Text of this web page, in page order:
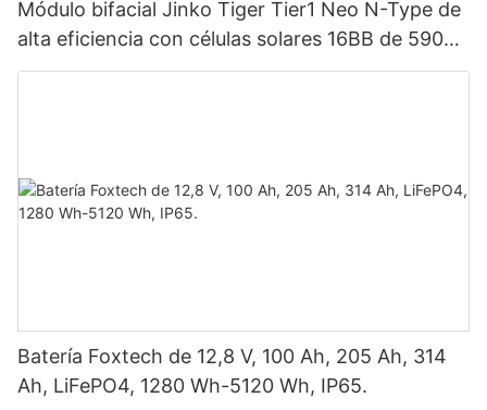
Módulo bifacial Jinko Tiger Tier1 Neo N-Type de
alta eficiencia con células solares 16BB de 590
vatios, 620 vatios, 630 vatios y 650 vatios con
Batería Foxtech de 12,8 V, 100 Ah, 205 Ah, 314
Ah, LiFePO4, 1280 Wh-5120 Wh, IP65.